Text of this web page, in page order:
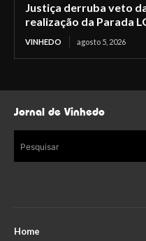
Justiça derruba veto
realização da Parada
VINHEDO agosto 5, 2026
Jornal de Vinhedo
Pesquisar
Home